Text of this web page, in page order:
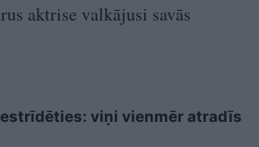
aktrise valkājusi savās
viņi vienmēr atradīs